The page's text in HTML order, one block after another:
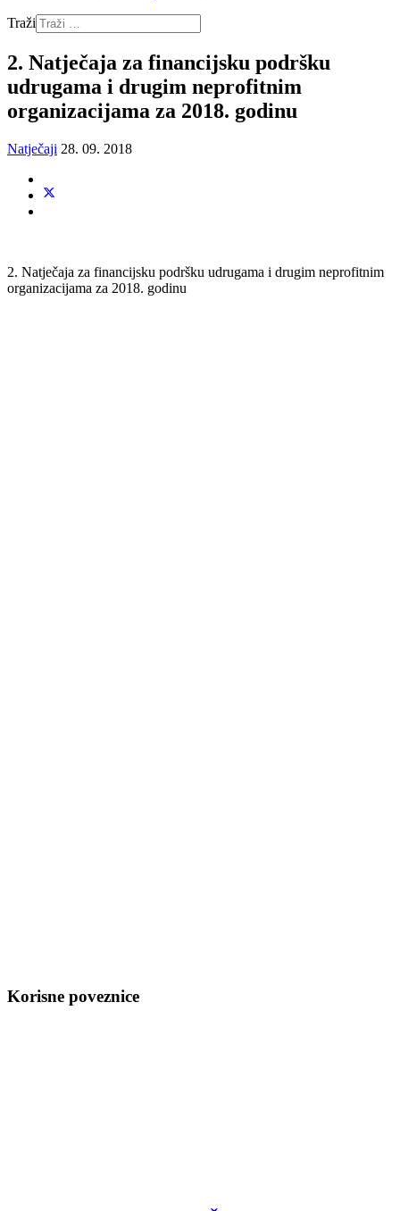
Traži
2. Natječaja za financijsku podršku
udrugama i drugim neprofitnim
organizacijama za 2018. godinu
Natječaji 28. 09. 2018
2. Natječaja za financijsku podršku udrugama i drugim neprofitnim
organizacijama za 2018. godinu
Korisne poveznice